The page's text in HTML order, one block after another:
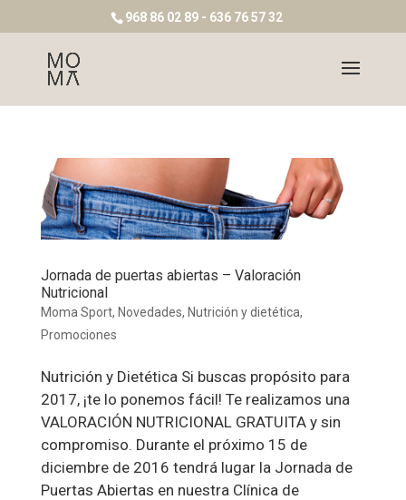
968 86 02 89 - 636 76 57 32
Jornada de puertas abiertas – Valoración
Nutricional
Moma Sport, Novedades, Nutrición y dietética,
Promociones
Nutrición y Dietética Si buscas propósito para
2017, ¡te lo ponemos fácil! Te realizamos una
VALORACIÓN NUTRICIONAL GRATUITA y sin
compromiso. Durante el próximo 15 de
diciembre de 2016 tendrá lugar la Jornada de
Puertas Abiertas en nuestra Clínica de